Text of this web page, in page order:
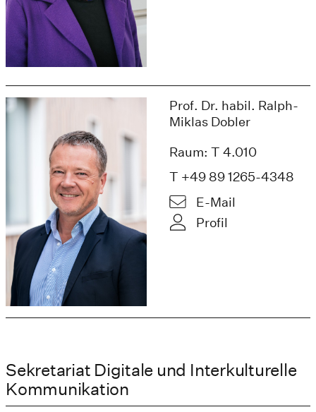
Prof. Dr. habil. Ralph-
Miklas Dobler
Raum: T 4.010
T +49 89 1265-4348
E-Mail
Profil
Sekretariat Digitale und Interkulturelle
Kommunikation